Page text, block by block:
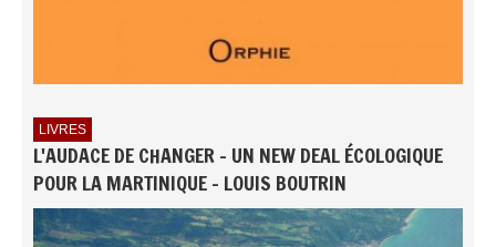
LIVRES
L'AUDACE DE CHANGER - UN NEW DEAL ÉCOLOGIQUE
POUR LA MARTINIQUE - LOUIS BOUTRIN